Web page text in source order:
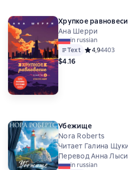
Хрупкое
Ана Шерри
in russian
Text Средний
4,94403
$4.16
Убежище
Nora Roberts
Читает Галина
Перевод Анна
in russian